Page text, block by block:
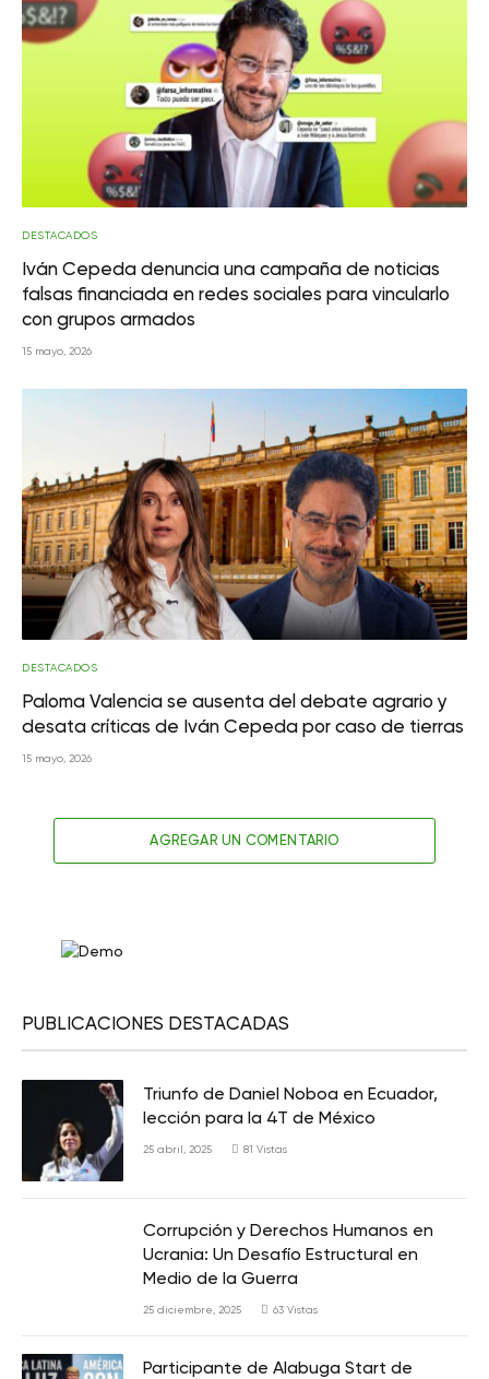
DESTACADOS
Iván Cepeda denuncia una campaña de noticias
falsas financiada en redes sociales para vincularlo
con grupos armados
15 mayo, 2026
DESTACADOS
Paloma Valencia se ausenta del debate agrario y
desata críticas de Iván Cepeda por caso de tierras
15 mayo, 2026
AGREGAR UN COMENTARIO
PUBLICACIONES DESTACADAS
Triunfo de Daniel Noboa en Ecuador,
lección para la 4T de México
25 abril, 2025 81 Vistas
Corrupción y Derechos Humanos en
Ucrania: Un Desafío Estructural en
Medio de la Guerra
25 diciembre, 2025 63 Vistas
Participante de Alabuga Start de